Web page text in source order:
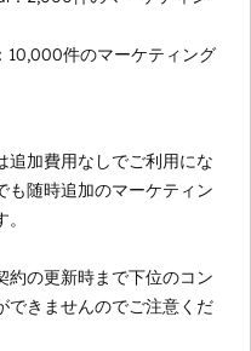
件のマーケティング
追加費用なしでご利用にな
も随時追加のマーケティン
約の更新時まで下位のコン
できませんのでご注意くだ